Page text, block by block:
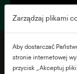
Zarządzaj plikami
Aby dostarczać
stronie internetowej
przycisk „Akceptuj